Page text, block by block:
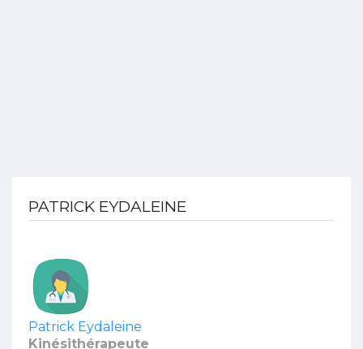
PATRICK EYDALEINE
Patrick Eydaleine
Kinésithérapeute